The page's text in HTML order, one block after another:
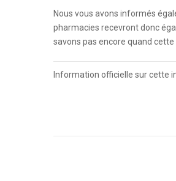
Nous vous avons informés
pharmacies recevront donc
savons pas encore quand cette
Information officielle sur cette